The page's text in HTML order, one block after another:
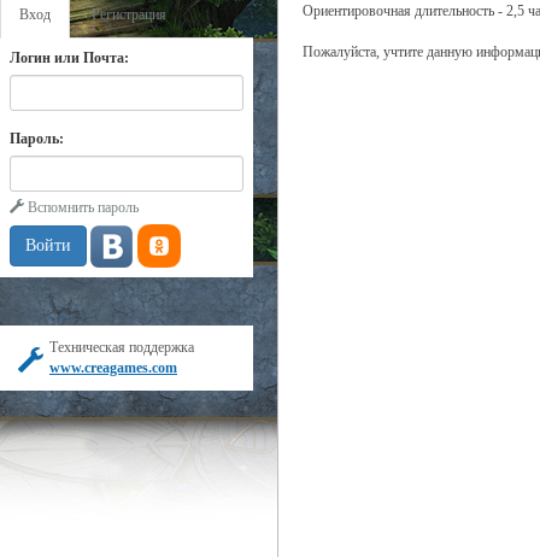
Вход Регистрация
Логин или Почта:
Пароль:
Вспомнить пароль
Техническая поддержка
www.creagames.com
Ориентировочная длительность - 2,5
Пожалуйста, учтите данную